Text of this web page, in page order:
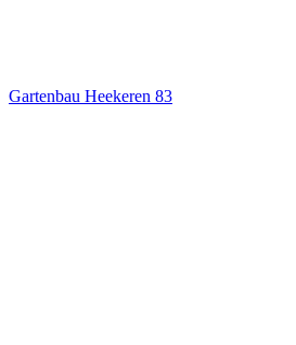
Gartenbau Heekeren 83